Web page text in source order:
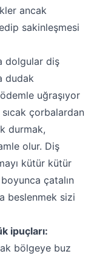
ancak
sakinleşmesi
dolgular diş
dudak
uğraşıyor
çorbalardan
durmak,
olur. Diş
kütür kütür
çatalın
beslenmek sizi
ipuçları:
bölgeye buz